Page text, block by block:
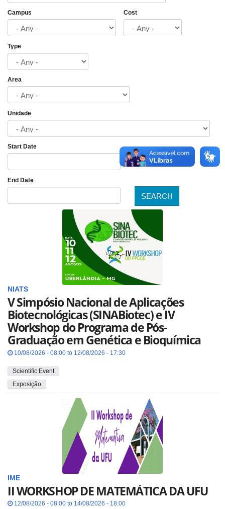
Campus Cost
Type
Area
Unidade
Start Date
End Date
SEARCH
NIATS
V Simpósio Nacional de Aplicações
Biotecnológicas (SINABiotec) e IV
Workshop do Programa de Pós-
Graduação em Genética e Bioquímica
10/08/2026 - 08:00 to 12/08/2026 - 17:30
Scientific Event
Exposição
IME
II WORKSHOP DE MATEMÁTICA DA UFU
12/08/2026 - 08:00 to 14/08/2026 - 18:00